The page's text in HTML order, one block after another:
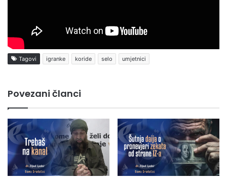
Tagovi igranke koride selo umjetnici
Povezani članci